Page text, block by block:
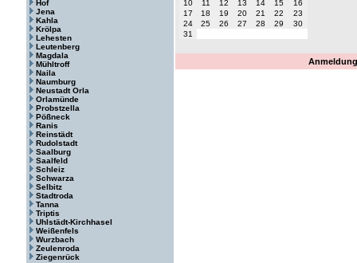
Hof
Jena
Kahla
Krölpa
Lehesten
Leutenberg
Magdala
Mühltroff
Naila
Naumburg
Neustadt Orla
Orlamünde
Probstzella
Pößneck
Ranis
Reinstädt
Rudolstadt
Saalburg
Saalfeld
Schleiz
Schwarza
Selbitz
Stadtroda
Tanna
Triptis
Uhlstädt-Kirchhasel
Weißenfels
Wurzbach
Zeulenroda
Ziegenrück
10
11 12 13 14 15
16
17
18 19 20 21 22
23
24
25 26 27 28 29
30
31